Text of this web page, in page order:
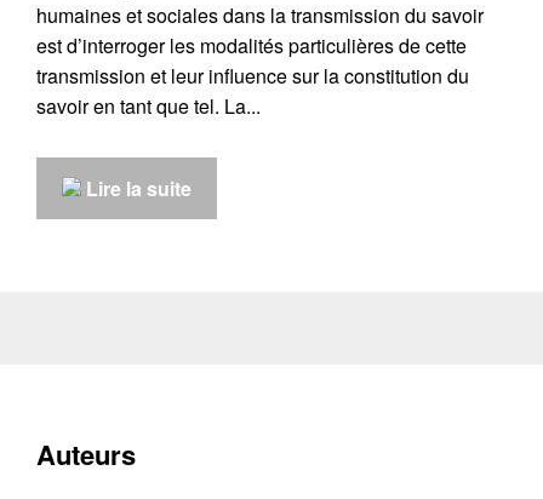
humaines et sociales dans la transmission du savoir
est d’interroger les modalités particulières de cette
transmission et leur influence sur la constitution du
savoir en tant que tel. La...
Lire la suite
Auteurs